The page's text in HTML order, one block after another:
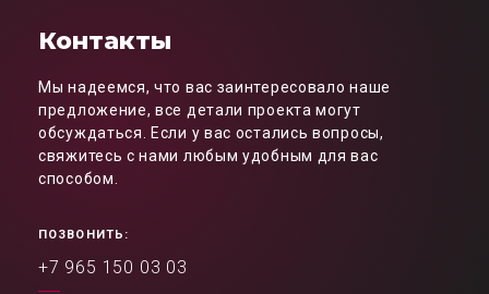
Контакты
Мы надеемся, что вас заинтересовало наше
предложение, все детали проекта могут
обсуждаться. Если у вас остались вопросы,
свяжитесь с нами любым удобным для вас
способом.
ПОЗВОНИТЬ:
+7 965 150 03 03